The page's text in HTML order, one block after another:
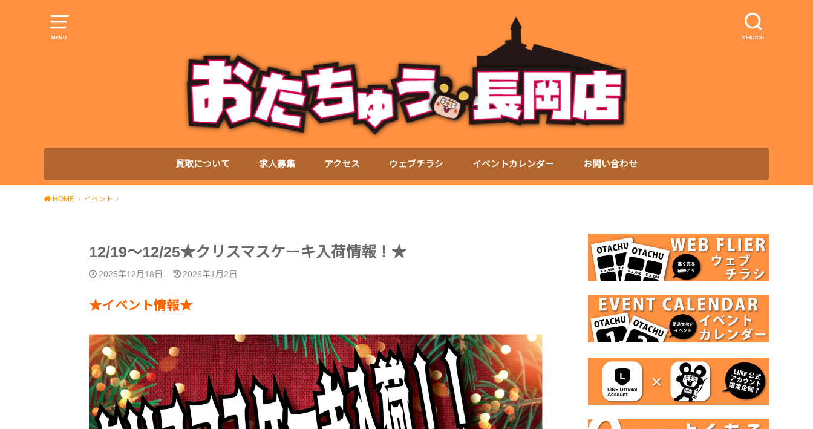
MENU SEARCH
買取について 求人募集 アクセス ウェブチラシ イベントカレンダー お問い合わせ
HOME イベント
12/19～12/25★クリスマスケーキ入荷情報！★
2025年12月18日 2026年1月2日
★イベント情報★